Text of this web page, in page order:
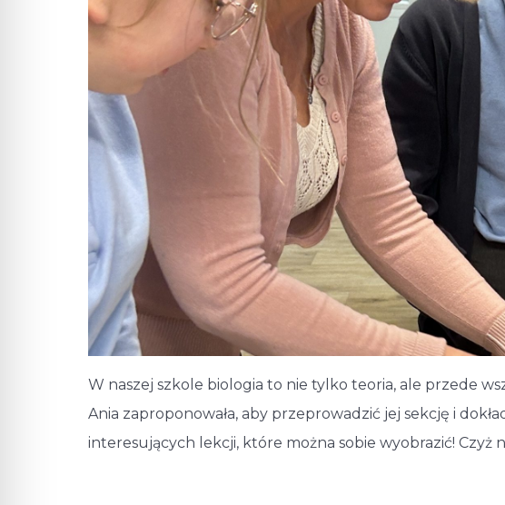
W naszej szkole biologia to nie tylko teoria, ale przede
Ania zaproponowała, aby przeprowadzić jej sekcję i
interesujących lekcji, które można sobie wyobrazić! Czyż